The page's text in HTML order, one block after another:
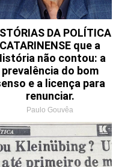
DA POLÍTICA
CATARINENSE que a
não contou: a
prevalência do bom
e a licença para
renunciar.
Paulo Gouvêa